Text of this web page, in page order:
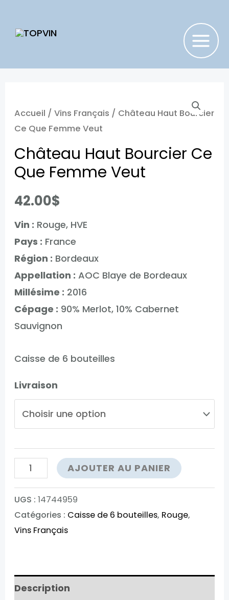
MAIN
Accueil / Vins Français / Château Haut Bourcier
Ce Que Femme Veut
Château Haut Bourcier Ce
Que Femme Veut
42.00$
Vin : Rouge, HVE
Pays : France
Région : Bordeaux
Appellation : AOC Blaye de Bordeaux
Millésime : 2016
Cépage : 90% Merlot, 10% Cabernet
Sauvignon
Caisse de 6 bouteilles
Livraison
quantité
de
Château
Haut
Bourcier
Femme
AJOUTER AU PANIER
UGS : 14744959
Catégories : Caisse de 6 bouteilles, Rouge,
Vins Français
Description